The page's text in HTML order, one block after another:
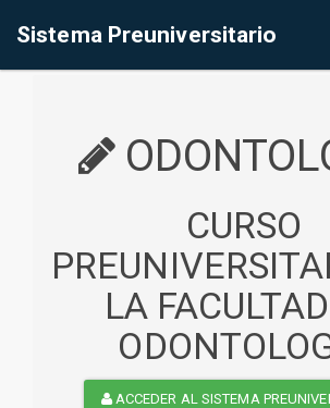
Sistema Preuniversitario
CURSO
LA
ACCEDER AL SISTEMA